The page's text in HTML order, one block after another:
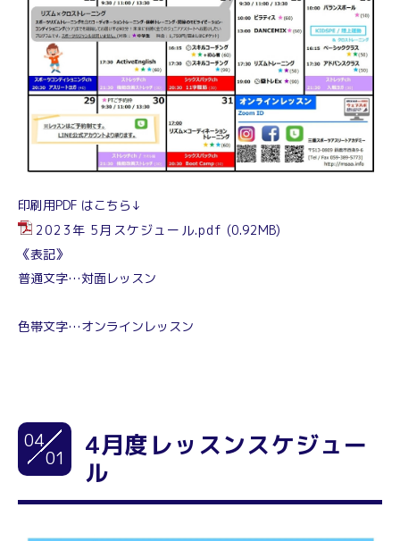
印刷用PDF はこちら↓
2023年 5月スケジュール.pdf (0.92MB)
《表記》
普通文字…対面レッスン
色帯文字…オンラインレッスン
04
01
4月度レッスンスケジュー
ル